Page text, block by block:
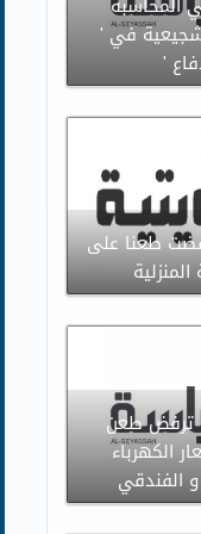
في '
'
طعنا على
المنزلية
ترفض طعن
الكهرباء
الفندقي